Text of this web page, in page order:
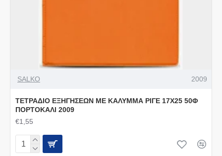
SALKO 2009
ΤΕΤΡΑΔΙΟ ΕΞΗΓΗΣΕΩΝ ΜΕ ΚΑΛΥΜΜΑ ΡΙΓΕ 17Χ25 50Φ
ΠΟΡΤΟΚΑΛΙ 2009
€1,55